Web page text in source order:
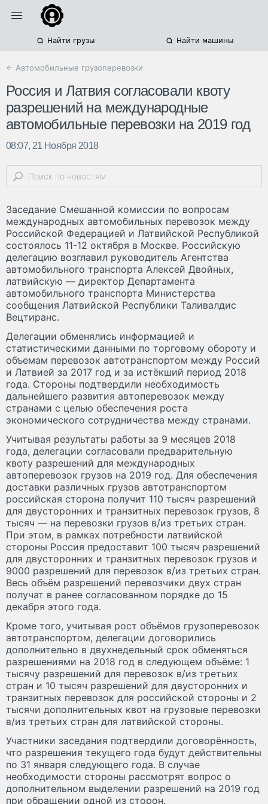
Найти грузы Найти машины
← Автомобильные грузоперевозки
Россия и Латвия согласовали квоту
разрешений на международные
автомобильные перевозки на 2019 год
08:07, 21 Ноября 2018
Заседание Смешанной комиссии по вопросам
международных автомобильных перевозок между
Российской Федерацией и Латвийской Республикой
состоялось 11-12 октября в Москве. Российскую
делегацию возглавил руководитель Агентства
автомобильного транспорта Алексей Двойных,
латвийскую — директор Департамента
автомобильного транспорта Министерства
сообщения Латвийской Республики Таливалдис
Вецтиранс.
Делегации обменялись информацией и
статистическими данными по торговому обороту и
объемам перевозок автотранспортом между Россий
и Латвией за 2017 год и за истёкший период 2018
года. Стороны подтвердили необходимость
дальнейшего развития автоперевозок между
странами с целью обеспечения роста
экономического сотрудничества между странами.
Учитывая результаты работы за 9 месяцев 2018
года, делегации согласовали предварительную
квоту разрешений для международных
автоперевозок грузов на 2019 год. Для обеспечения
доставки различных грузов автотранспортом
российская сторона получит 110 тысяч разрешений
для двусторонних и транзитных перевозок грузов, 8
тысяч — на перевозки грузов в/из третьих стран.
При этом, в рамках потребности латвийской
стороны Россия предоставит 100 тысяч разрешений
для двусторонних и транзитных перевозок грузов и
9000 разрешений для перевозок в/из третьих стран.
Весь объём разрешений перевозчики двух стран
получат в ранее согласованном порядке до 15
декабря этого года.
Кроме того, учитывая рост объёмов грузоперевозок
автотранспортом, делегации договорились
дополнительно в двухнедельный срок обменяться
разрешениями на 2018 год в следующем объёме: 1
тысячу разрешений для перевозок в/из третьих
стран и 10 тысяч разрешений для двусторонних и
транзитных перевозок для российской стороны и 2
тысячи дополнительных квот на грузовые перевозки
в/из третьих стран для латвийской стороны.
Участники заседания подтвердили договорённость,
что разрешения текущего года будут действительны
по 31 января следующего года. В случае
необходимости стороны рассмотрят вопрос о
дополнительном выделении разрешений на 2019 год
при обращении одной из сторон.